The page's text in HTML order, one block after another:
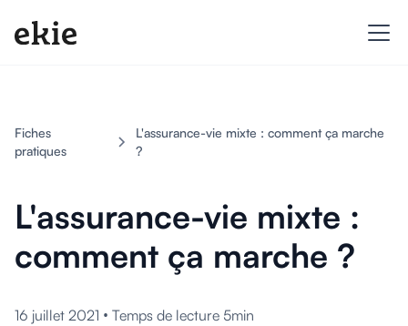
Fiches
pratiques
L'assurance-vie mixte : comment ça marche
?
L'assurance-vie mixte :
comment ça marche ?
16 juillet 2021 • Temps de lecture 5min